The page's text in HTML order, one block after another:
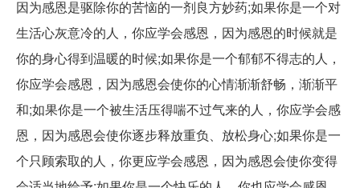
因为感恩是驱除你的苦恼的一剂良方妙药;如果你是一个对
生活心灰意冷的人，你应学会感恩，因为感恩的时候就是
你的身心得到温暖的时候;如果你是一个郁郁不得志的人，
你应学会感恩，因为感恩会使你的心情渐渐舒畅，渐渐平
和;如果你是一个被生活压得喘不过气来的人，你应学会感
恩，因为感恩会使你逐步释放重负、放松身心;如果你是一
个只顾索取的人，你更应学会感恩，因为感恩会使你变得